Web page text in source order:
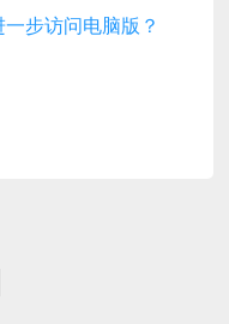
步访问电脑版？